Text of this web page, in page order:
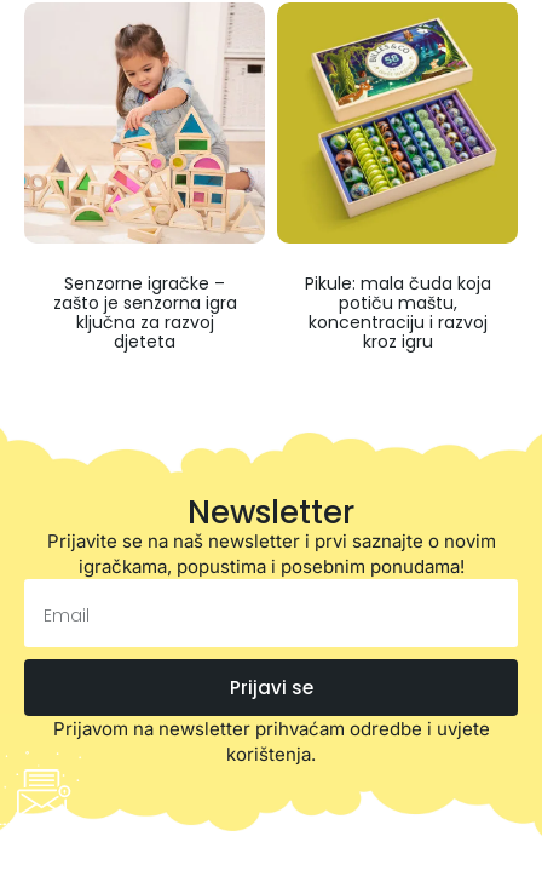
Senzorne igračke –
zašto je senzorna igra
ključna za razvoj
djeteta
Pikule: mala čuda koja
potiču maštu,
koncentraciju i razvoj
kroz igru
Newsletter
Prijavite se na naš newsletter i prvi saznajte o novim
igračkama, popustima i posebnim ponudama!
Prijavi se
Prijavom na newsletter prihvaćam odredbe i uvjete
korištenja.